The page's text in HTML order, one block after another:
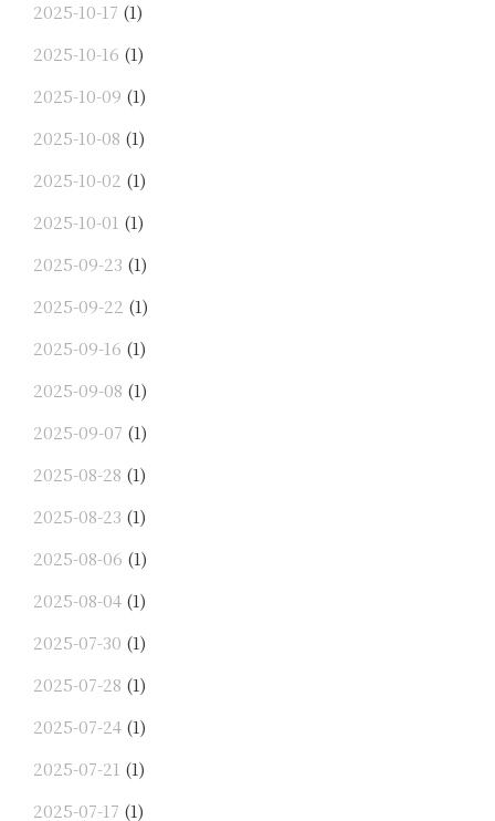
2025-10-17 (1)
2025-10-16 (1)
2025-10-09 (1)
2025-10-08 (1)
2025-10-02 (1)
2025-10-01 (1)
2025-09-23 (1)
2025-09-22 (1)
2025-09-16 (1)
2025-09-08 (1)
2025-09-07 (1)
2025-08-28 (1)
2025-08-23 (1)
2025-08-06 (1)
2025-08-04 (1)
2025-07-30 (1)
2025-07-28 (1)
2025-07-24 (1)
2025-07-21 (1)
2025-07-17 (1)